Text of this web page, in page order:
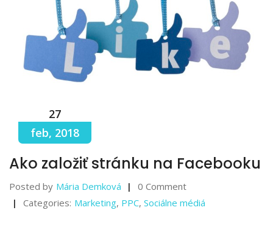
27
feb, 2018
Ako založiť stránku na Facebooku
Posted by Mária Demková
0 Comment
Categories: Marketing, PPC, Sociálne médiá